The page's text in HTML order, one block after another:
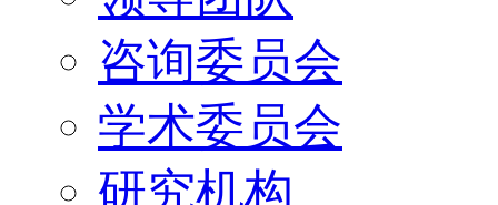
咨询委员会
学术委员会
研究机构